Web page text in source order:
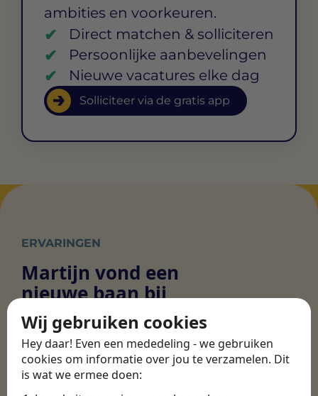
Wij gebruiken cookies
Hey daar! Even een mededeling - we gebruiken
cookies om informatie over jou te verzamelen. Dit
is wat we ermee doen:
ambities en voorkeuren.
Direct matchen & solliciteren
Persoonlijke aanbevelingen
Nieuwe vacatures elke dag
Solliciteer via de gratis app
ERVARINGEN
Martijn vond een
nieuwe baan bij
CBEE
Door Swipe4Work heb ik op een hele
makkelijke, laagdrempelige manier eigenlijk